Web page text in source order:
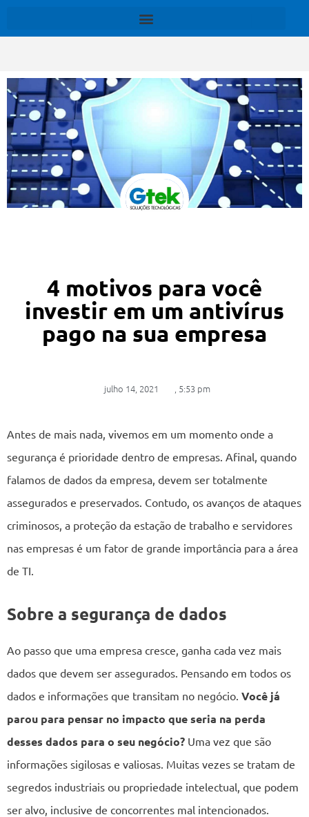
4 motivos para você
investir em um antivírus
pago na sua empresa
julho 14, 2021 , 5:53 pm
Antes de mais nada, vivemos em um momento onde a
segurança é prioridade dentro de empresas. Afinal, quando
falamos de dados da empresa, devem ser totalmente
assegurados e preservados. Contudo, os avanços de ataques
criminosos, a proteção da estação de trabalho e servidores
nas empresas é um fator de grande importância para a área
de TI.
Sobre a segurança de dados
Ao passo que uma empresa cresce, ganha cada vez mais
dados que devem ser assegurados. Pensando em todos os
dados e informações que transitam no negócio. Você já
parou para pensar no impacto que seria na perda
desses dados para o seu negócio? Uma vez que são
informações sigilosas e valiosas. Muitas vezes se tratam de
segredos industriais ou propriedade intelectual, que podem
ser alvo, inclusive de concorrentes mal intencionados.